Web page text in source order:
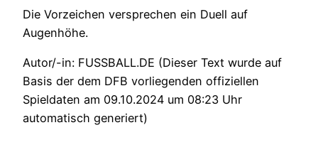
Die Vorzeichen versprechen ein Duell auf
Augenhöhe.
Autor/-in: FUSSBALL.DE (Dieser Text wurde auf
Basis der dem DFB vorliegenden offiziellen
Spieldaten am 09.10.2024 um 08:23 Uhr
automatisch generiert)